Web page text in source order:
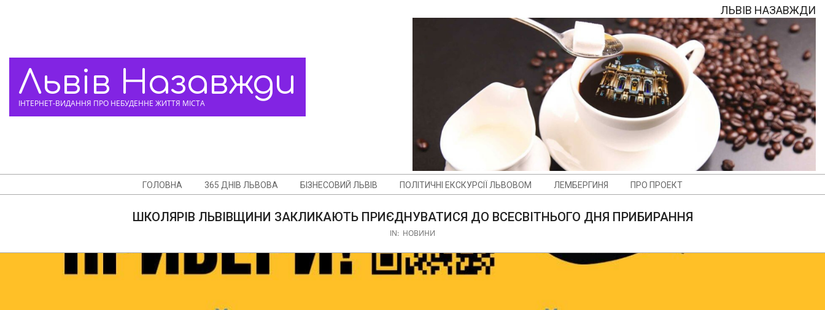
Львів Назавжди
ІНТЕРНЕТ-ВИДАННЯ ПРО НЕБУДЕННЕ ЖИТТЯ МІСТА
ЛЬВІВ НАЗАВЖДИ
Menu
ГОЛОВНА 365 ДНІВ ЛЬВОВА БІЗНЕСОВИЙ ЛЬВІВ ПОЛІТИЧНІ ЕКСКУРСІЇ ЛЬВОВОМ ЛЕМБЕРГИНЯ ПРО ПРОЕКТ
ШКОЛЯРІВ ЛЬВІВЩИНИ ЗАКЛИКАЮТЬ ПРИЄДНУВАТИСЯ ДО ВСЕСВІТНЬОГО ДНЯ ПРИБИРАННЯ
IN: НОВИНИ